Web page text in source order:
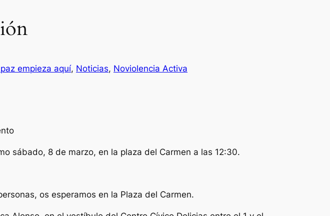
empieza aquí, Noticias, Noviolencia Activa
sábado, 8 de marzo, en la plaza del Carmen a las 12:30.
os esperamos en la Plaza del Carmen.